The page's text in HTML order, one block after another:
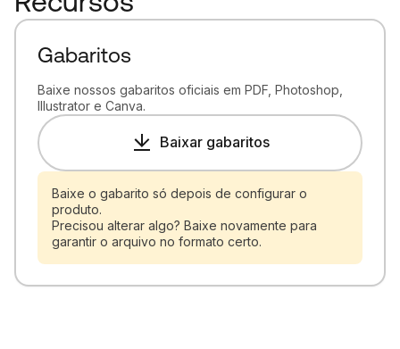
Gabaritos
Baixe nossos gabaritos oficiais em PDF, Photoshop,
Illustrator e Canva.
Baixar gabaritos
Baixe o gabarito só depois de configurar o
produto.
Precisou alterar algo? Baixe novamente para
garantir o arquivo no formato certo.